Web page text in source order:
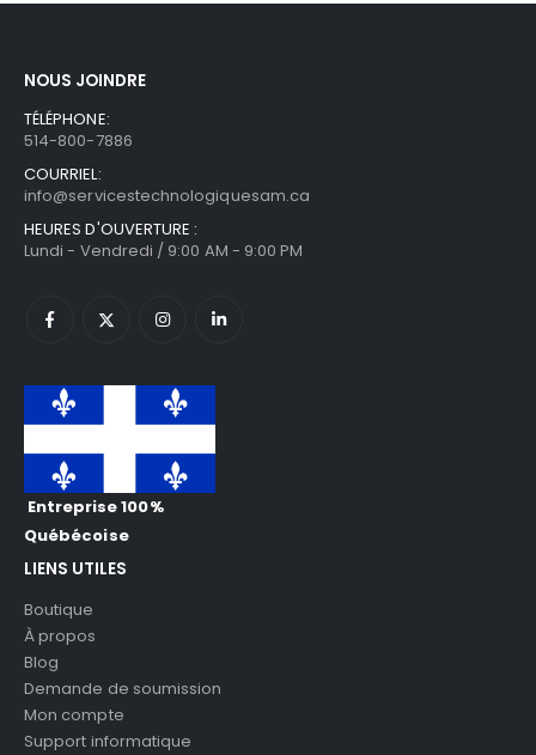
NOUS JOINDRE
TÉLÉPHONE:
514-800-7886
COURRIEL:
info@servicestechnologiquesam.ca
HEURES D'OUVERTURE :
Lundi - Vendredi / 9:00 AM - 9:00 PM
Entreprise 100%
Québécoise
LIENS UTILES
Boutique
À propos
Blog
Demande de soumission
Mon compte
Support informatique